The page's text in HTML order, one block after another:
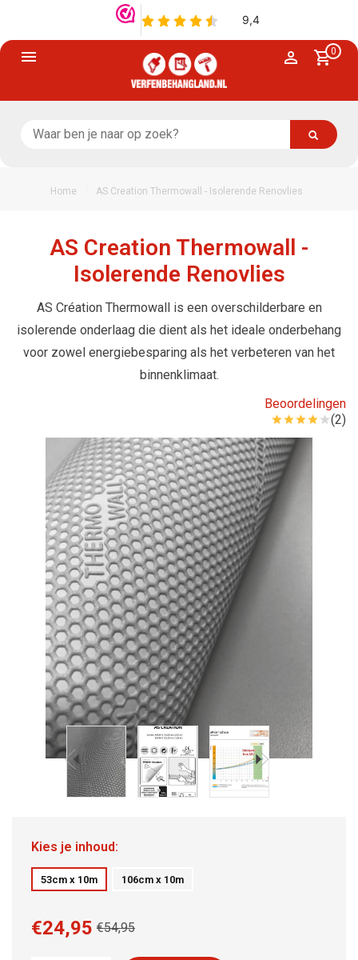
0
Home AS Creation Thermowall - Isolerende Renovlies
AS Creation Thermowall -
Isolerende Renovlies
AS Création Thermowall is een overschilderbare en
isolerende onderlaag die dient als het ideale onderbehang
voor zowel energiebesparing als het verbeteren van het
binnenklimaat.
Beoordelingen
(2)
Kies je inhoud:
53cm x 10m 106cm x 10m
€54,95
€24,95